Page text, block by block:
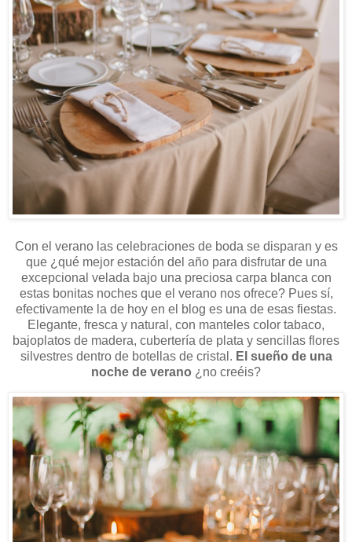
Con el verano las celebraciones de boda se disparan y es
que ¿qué mejor estación del año para disfrutar de una
excepcional velada bajo una preciosa carpa blanca con
estas bonitas noches que el verano nos ofrece? Pues sí,
efectivamente la de hoy en el blog es una de esas fiestas.
Elegante, fresca y natural, con manteles color tabaco,
bajoplatos de madera, cubertería de plata y sencillas flores
silvestres dentro de botellas de cristal. El sueño de una
noche de verano ¿no creéis?